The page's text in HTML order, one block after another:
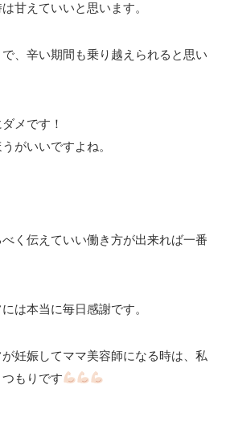
甘えていいと思います。
、辛い期間も乗り越えられると思い
メです！
がいいですよね。
く伝えていい働き方が出来れば一番
は本当に毎日感謝です。
妊娠してママ美容師になる時は、私
もりです